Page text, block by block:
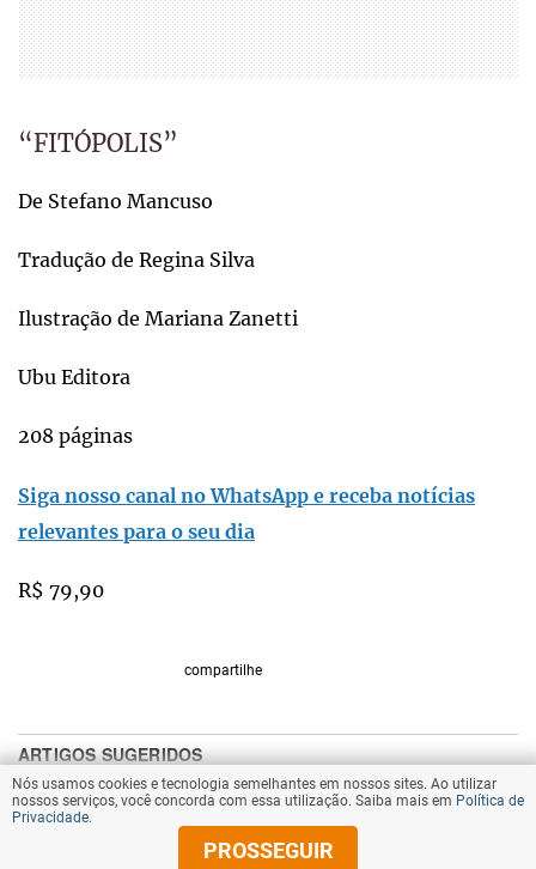
“FITÓPOLIS”
De Stefano Mancuso
Tradução de Regina Silva
Ilustração de Mariana Zanetti
Ubu Editora
208 páginas
Siga nosso canal no WhatsApp e receba notícias
relevantes para o seu dia
R$ 79,90
compartilhe
Nós usamos cookies e tecnologia semelhantes em nossos sites. Ao utilizar
nossos serviços, você concorda com essa utilização. Saiba mais em Política de
Privacidade.
PROSSEGUIR